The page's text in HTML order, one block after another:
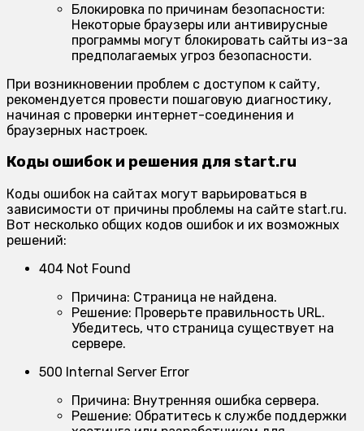
Блокировка по причинам безопасности:
Некоторые браузеры или антивирусные
программы могут блокировать сайты из-за
предполагаемых угроз безопасности.
При возникновении проблем с доступом к сайту,
рекомендуется провести пошаговую диагностику,
начиная с проверки интернет-соединения и
браузерных настроек.
Коды ошибок и решения для start.ru
Коды ошибок на сайтах могут варьироваться в
зависимости от причины проблемы на сайте start.ru.
Вот несколько общих кодов ошибок и их возможных
решений:
404 Not Found
Причина: Страница не найдена.
Решение: Проверьте правильность URL.
Убедитесь, что страница существует на
сервере.
500 Internal Server Error
Причина: Внутренняя ошибка сервера.
Решение: Обратитесь к службе поддержки